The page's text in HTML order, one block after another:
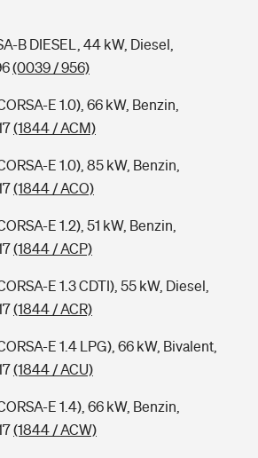
B DIESEL, 44 kW, Diesel,
(0039 / 956)
E 1.0), 66 kW, Benzin,
(1844 / ACM)
E 1.0), 85 kW, Benzin,
(1844 / ACO)
E 1.2), 51 kW, Benzin,
(1844 / ACP)
E 1.3 CDTI), 55 kW, Diesel,
(1844 / ACR)
E 1.4 LPG), 66 kW, Bivalent,
(1844 / ACU)
E 1.4), 66 kW, Benzin,
(1844 / ACW)